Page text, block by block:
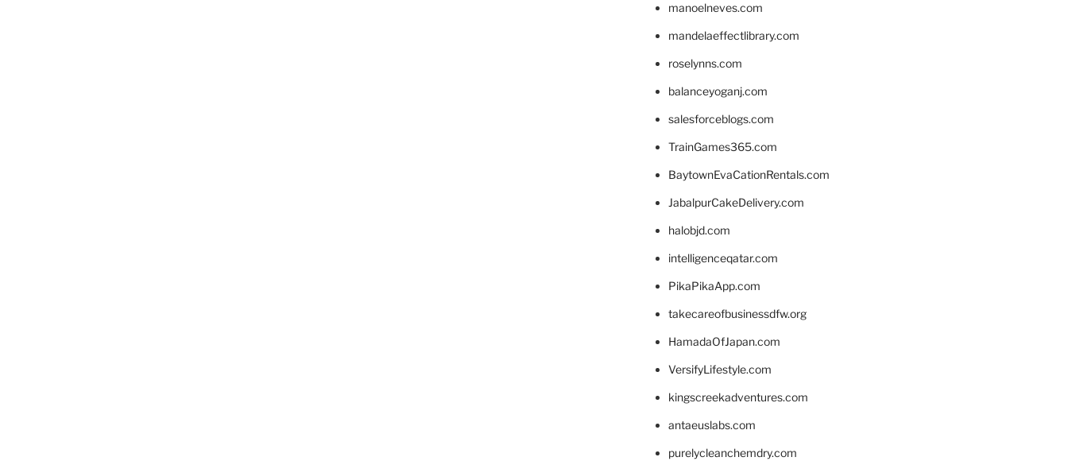
manoelneves.com
mandelaeffectlibrary.com
roselynns.com
balanceyoganj.com
salesforceblogs.com
TrainGames365.com
BaytownEvaCationRentals.com
JabalpurCakeDelivery.com
halobjd.com
intelligenceqatar.com
PikaPikaApp.com
takecareofbusinessdfw.org
HamadaOfJapan.com
VersifyLifestyle.com
kingscreekadventures.com
antaeuslabs.com
purelycleanchemdry.com